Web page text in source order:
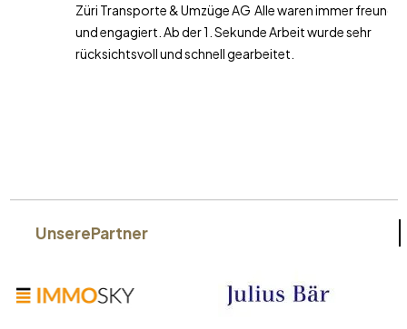
Züri Transporte & Umzüge AG Alle waren immer freundlich
und engagiert. Ab der 1. Sekunde Arbeit wurde sehr
rücksichtsvoll und schnell gearbeitet.
UnserePartner